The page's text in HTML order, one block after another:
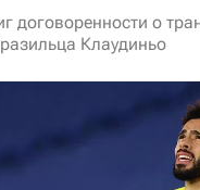
договоренности о
Клаудиньо